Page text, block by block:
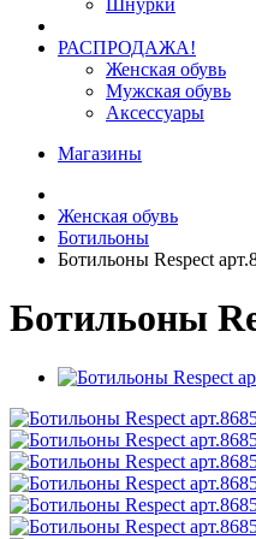
Шнурки
РАСПРОДАЖА!
Женская обувь
Мужская обувь
Аксессуары
Магазины
Женская обувь
Ботильоны
Ботильоны Respect
Ботильоны